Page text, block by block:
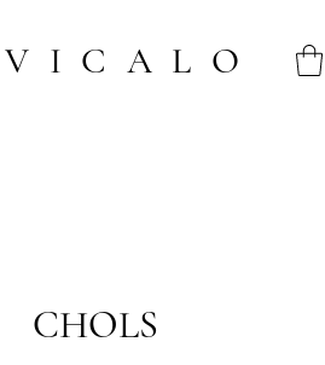
VICALO
CHOLS